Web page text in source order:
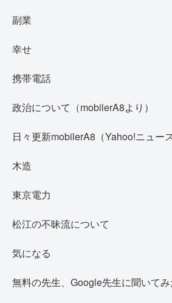
副業
幸せ
携帯電話
政治について（mobilerA8より）
日々更新mobilerA8（Yahoo!ニュー
木造
東京電力
松江の不昧流について
気になる
無料の先生、Google先生に聞いてみ